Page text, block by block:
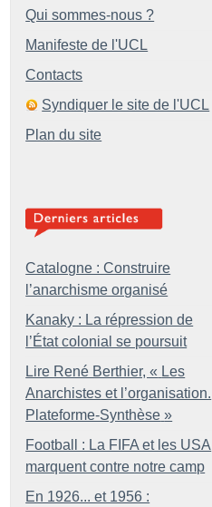
Qui sommes-nous ?
Manifeste de l'UCL
Contacts
Syndiquer le site de l'UCL
Plan du site
Catalogne : Construire
l’anarchisme organisé
Kanaky : La répression de
l’État colonial se poursuit
Lire René Berthier, « Les
Anarchistes et l’organisation.
Plateforme-Synthèse »
Football : La FIFA et les USA
marquent contre notre camp
En 1926... et 1956 :